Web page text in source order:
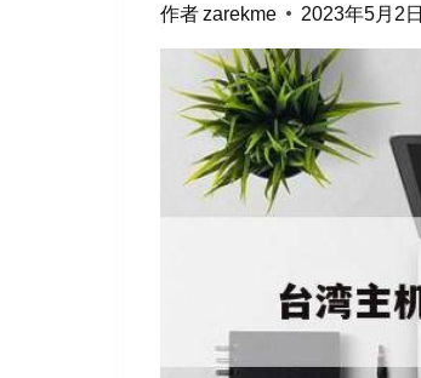
作者zarekme 2023年5月2日